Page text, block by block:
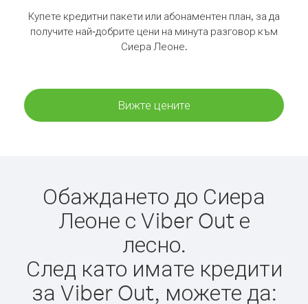
Купете кредитни пакети или абонаментен план, за да
получите най-добрите цени на минута разговор към
Сиера Леоне.
Вижте цените
Обаждането до Сиера
Леоне с Viber Out е
лесно.
След като имате кредити
за Viber Out, можете да: